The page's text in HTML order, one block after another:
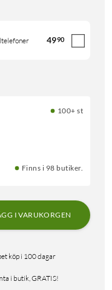
4990
100+ st
Finns i 98 butiker.
I VARUKORGEN
köp i 100 dagar
i butik, GRATIS!